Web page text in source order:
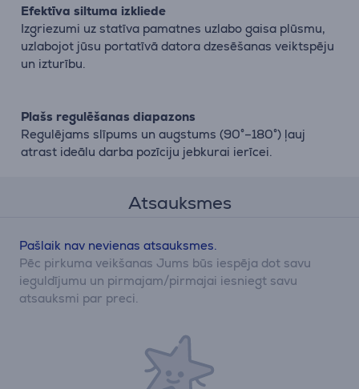
Efektīva siltuma izkliede
Izgriezumi uz statīva pamatnes uzlabo gaisa plūsmu,
uzlabojot jūsu portatīvā datora dzesēšanas veiktspēju
un izturību.
Plašs regulēšanas diapazons
Regulējams slīpums un augstums (90°–180°) ļauj
atrast ideālu darba pozīciju jebkurai ierīcei.
Atsauksmes
Pašlaik nav nevienas atsauksmes.
Pēc pirkuma veikšanas Jums būs iespēja dot savu
ieguldījumu un pirmajam/pirmajai iesniegt savu
atsauksmi par preci.